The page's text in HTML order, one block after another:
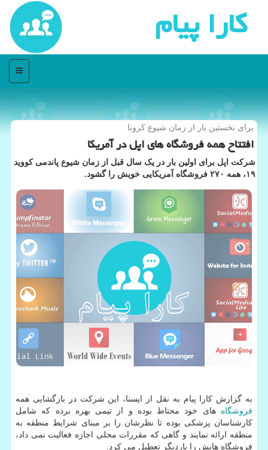
كارا پیام
منو
برای نخستین بار از زمان شیوع كرونا
افتتاح همه فروشگاه های اپل در آمریكا
شرکت اپل برای اولین بار در یک سال قبل از زمان شیوع پاندمی کووید
۱۹، همه ۲۷۰ فروشگاه آمریکایی خویش را گشود.
به گزارش کارا پیام به نقل از ایسنا، این شرکت در بازگشایی همه
فروشگاه های خود محتاط بوده و از تیمی بهره برده که شامل
کارشناسان پزشکی بوده تا نظرشان را بر مبنای شرایط منطقه به
منطقه ارائه نمایند و گاهی که مقررات محلی اجازه فعالیت نمی داد،
فروشگاه هایش را باردیگر تعطیل می کرد.